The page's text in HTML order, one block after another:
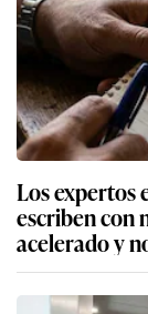
Los expertos
escriben con
acelerado y